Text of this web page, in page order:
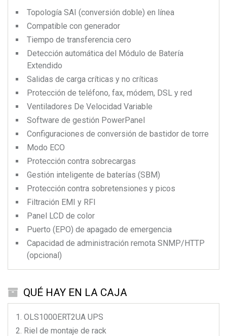
Topología SAI (conversión doble) en línea
Compatible con generador
Tiempo de transferencia cero
Detección automática del Módulo de Batería
Extendido
Salidas de carga críticas y no críticas
Protección de teléfono, fax, módem, DSL y red
Ventiladores De Velocidad Variable
Software de gestión PowerPanel
Configuraciones de conversión de bastidor de torre
Modo ECO
Protección contra sobrecargas
Gestión inteligente de baterías (SBM)
Protección contra sobretensiones y picos
Filtración EMI y RFI
Panel LCD de color
Puerto (EPO) de apagado de emergencia
Capacidad de administración remota SNMP/HTTP
(opcional)
QUÉ HAY EN LA CAJA
OLS1000ERT2UA UPS
Riel de montaje de rack